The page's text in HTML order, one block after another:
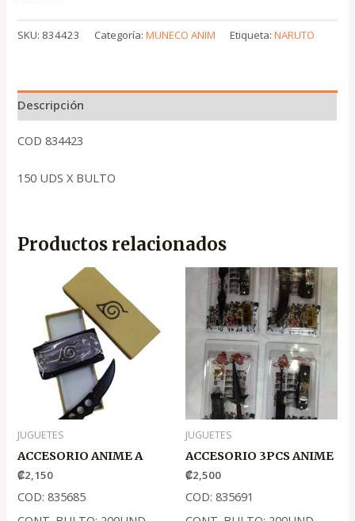
SKU: 834423 Categoría:MUNECO ANIM Etiqueta:NARUTO
Descripción
COD 834423
150 UDS X BULTO
Productos relacionados
JUGUETES
ACCESORIO ANIME A
₡2,150
COD: 835685
JUGUETES
ACCESORIO 3PCS ANIME
₡2,500
COD: 835691